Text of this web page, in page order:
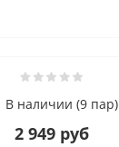
В наличии (9 пар)
2 949 руб